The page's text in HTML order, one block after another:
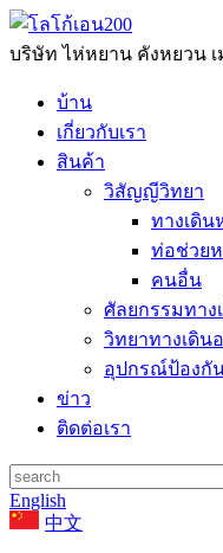
บริษัท ไห่หยาน คังหยวน
บ้าน
เกี่ยวกับเรา
สินค้า
วิสัญญีวิทยา
ทางเดิน
ท่อช่วยห
คนอื่น
ศัลยกรรมทาง
วิทยาทางเดิน
อุปกรณ์ป้องกั
ข่าว
ติดต่อเรา
English
中文